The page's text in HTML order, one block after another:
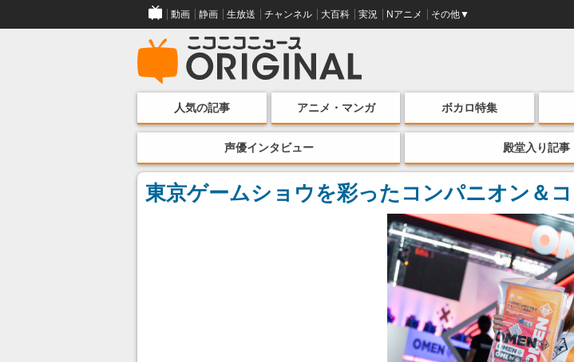
動画 静画 生放送 チャンネル 大百科 実況 Nアニメ その他▼
人気の記事 アニメ・マンガ ボカロ特集
声優インタビュー 殿堂入り記事
東京ゲームショウを彩ったコンパニオン＆コ